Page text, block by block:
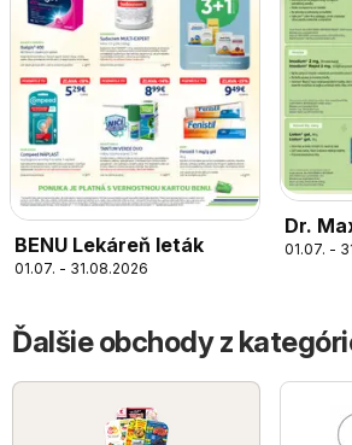
BENU Lekáreň leták
01.07. - 31.08.2026
Dr.
01.07. -
Ďalšie obchody z